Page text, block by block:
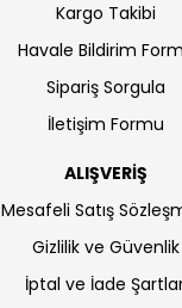
Kargo Takibi
Havale Bildirim
Sipariş Sorgula
İletişim Formu
ALIŞVERİŞ
Mesafeli Satış
Gizlilik ve Güvenlik
İptal ve İade